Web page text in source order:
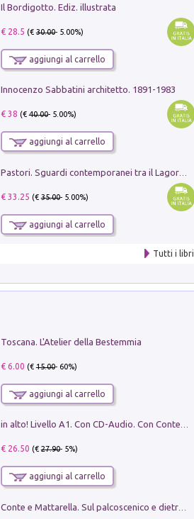
Il Bordigotto. Ediz. illustrata
€ 28.5 (€30.00- 5.00%)
aggiungi al carrello
Innocenzo Sabbatini architetto. 1891-1983
€ 38 (€40.00- 5.00%)
aggiungi al carrello
Pastori. Sguardi contemporanei tra il Lagorai e la pianura. Ediz. illustrata
€ 33.25 (€35.00- 5.00%)
aggiungi al carrello
Tutti i libri
Toscana. L'Atelier della Bestemmia
€ 6.00 (€15.00- 60%)
aggiungi al carrello
in alto! Livello A1. Con CD-Audio. Con Contenuto digitale per accesso on line
€ 26.50 (€27.90- 5%)
aggiungi al carrello
Conte e Mattarella. Sul palcoscenico e dietro le quinte del Quirinale. Un racconto sulle istituzioni